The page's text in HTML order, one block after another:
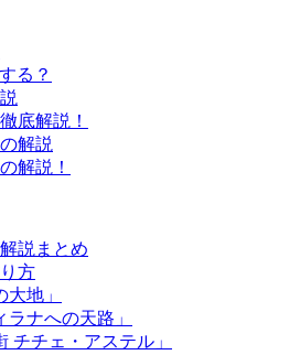
る？
底解説！
解説
解説！
説まとめ
方
地」
ナへの天路」
チチェ・アステル」